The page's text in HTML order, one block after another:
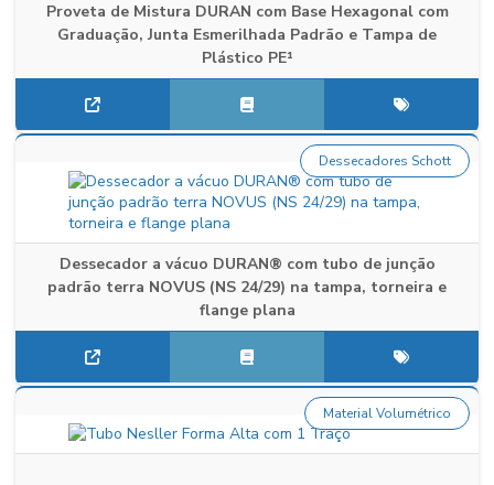
Proveta de Mistura DURAN com Base Hexagonal com
Graduação, Junta Esmerilhada Padrão e Tampa de
Plástico PE¹
Dessecador a vácuo DURAN® com tubo de junção
padrão terra NOVUS (NS 24/29) na tampa, torneira e
flange plana
Dessecadores Schott
Material Volumétrico